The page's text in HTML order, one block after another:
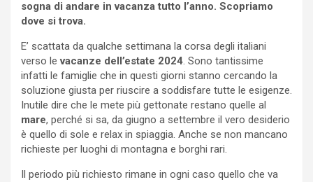
sogna di andare in vacanza tutto l’anno. Scopriamo
dove si trova.
E’ scattata da qualche settimana la corsa degli italiani
verso levacanze dell’estate 2024. Sono tantissime
infatti le famiglie che in questi giorni stanno cercando la
soluzione giusta per riuscire a soddisfare tutte le esigenze.
Inutile dire che le mete più gettonate restano quelle al
mare, perché si sa, da giugno a settembre il vero desiderio
è quello di sole e relax in spiaggia. Anche se non mancano
richieste per luoghi di montagna e borghi rari.
Il periodo più richiesto rimane in ogni caso quello che va